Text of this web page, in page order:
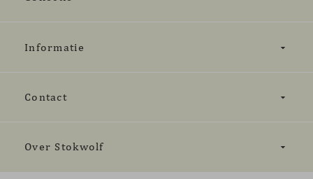
Informatie
Contact
Over Stokwolf